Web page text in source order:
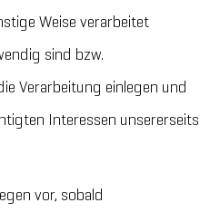
Weise verarbeitet
sind bzw.
Verarbeitung einlegen und
Interessen unsererseits
vor, sobald